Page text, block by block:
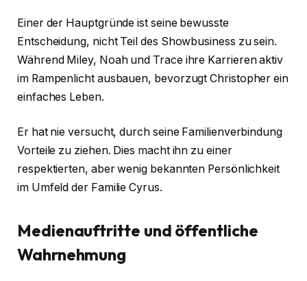
Einer der Hauptgründe ist seine bewusste
Entscheidung, nicht Teil des Showbusiness zu sein.
Während Miley, Noah und Trace ihre Karrieren aktiv
im Rampenlicht ausbauen, bevorzugt Christopher ein
einfaches Leben.
Er hat nie versucht, durch seine Familienverbindung
Vorteile zu ziehen. Dies macht ihn zu einer
respektierten, aber wenig bekannten Persönlichkeit
im Umfeld der Familie Cyrus.
Medienauftritte und öffentliche
Wahrnehmung